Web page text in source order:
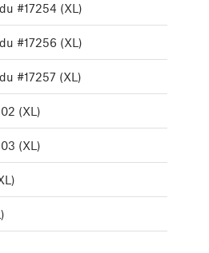
#17254 (XL)
#17256 (XL)
#17257 (XL)
(XL)
(XL)